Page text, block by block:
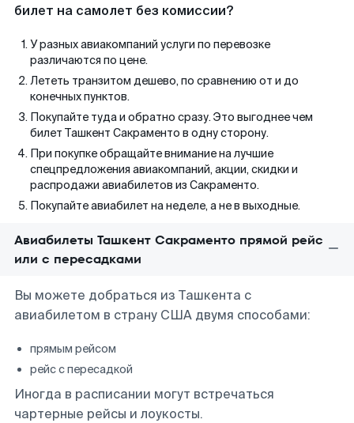
билет на самолет без комиссии?
У разных авиакомпаний услуги по перевозке
различаются по цене.
Лететь транзитом дешево, по сравнению от и до
конечных пунктов.
Покупайте туда и обратно сразу. Это выгоднее чем
билет Ташкент Сакраменто в одну сторону.
При покупке обращайте внимание на лучшие
спецпредложения авиакомпаний, акции, скидки и
распродажи авиабилетов из Сакраменто.
Покупайте авиабилет на неделе, а не в выходные.
Авиабилеты Ташкент Сакраменто прямой рейс
или с пересадками
Вы можете добраться из Ташкента с
авиабилетом в страну США двумя способами:
прямым рейсом
рейс с пересадкой
Иногда в расписании могут встречаться
чартерные рейсы и лоукосты.